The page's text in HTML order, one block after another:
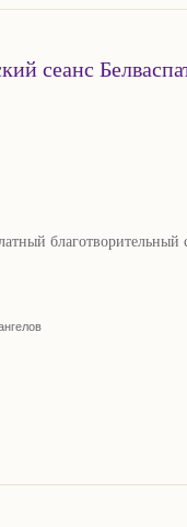
сеанс
благотворительный